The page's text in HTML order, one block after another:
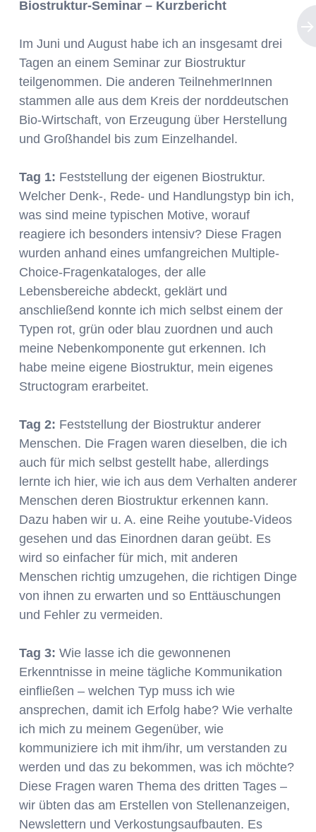
Biostruktur-Seminar – Kurzbericht
Im Juni und August habe ich an insgesamt drei
Tagen an einem Seminar zur Biostruktur
teilgenommen. Die anderen TeilnehmerInnen
stammen alle aus dem Kreis der norddeutschen
Bio-Wirtschaft, von Erzeugung über Herstellung
und Großhandel bis zum Einzelhandel.
Tag 1: Feststellung der eigenen Biostruktur.
Welcher Denk-, Rede- und Handlungstyp bin ich,
was sind meine typischen Motive, worauf
reagiere ich besonders intensiv? Diese Fragen
wurden anhand eines umfangreichen Multiple-
Choice-Fragenkataloges, der alle
Lebensbereiche abdeckt, geklärt und
anschließend konnte ich mich selbst einem der
Typen rot, grün oder blau zuordnen und auch
meine Nebenkomponente gut erkennen. Ich
habe meine eigene Biostruktur, mein eigenes
Structogram erarbeitet.
Tag 2: Feststellung der Biostruktur anderer
Menschen. Die Fragen waren dieselben, die ich
auch für mich selbst gestellt habe, allerdings
lernte ich hier, wie ich aus dem Verhalten anderer
Menschen deren Biostruktur erkennen kann.
Dazu haben wir u. A. eine Reihe youtube-Videos
gesehen und das Einordnen daran geübt. Es
wird so einfacher für mich, mit anderen
Menschen richtig umzugehen, die richtigen Dinge
von ihnen zu erwarten und so Enttäuschungen
und Fehler zu vermeiden.
Tag 3: Wie lasse ich die gewonnenen
Erkenntnisse in meine tägliche Kommunikation
einfließen – welchen Typ muss ich wie
ansprechen, damit ich Erfolg habe? Wie verhalte
ich mich zu meinem Gegenüber, wie
kommuniziere ich mit ihm/ihr, um verstanden zu
werden und das zu bekommen, was ich möchte?
Diese Fragen waren Thema des dritten Tages –
wir übten das am Erstellen von Stellenanzeigen,
Newslettern und Verkostungsaufbauten. Es